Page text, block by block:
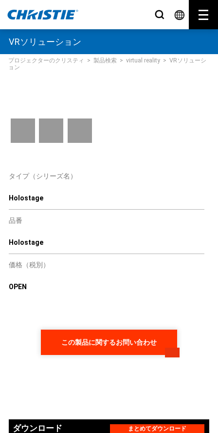
VRソリューション
プロジェクターのクリスティ > 製品検索 > virtual reality > VRソリューシ
ョン
タイプ（シリーズ名）
Holostage
品番
Holostage
価格（税別）
OPEN
この製品に関するお問い合わせ
ダウンロード まとめてダウンロード